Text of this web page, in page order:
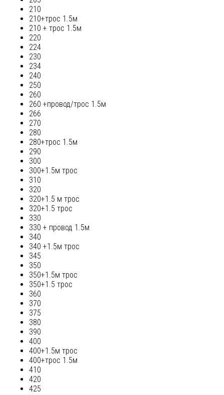
210
210+трос 1.5м
210 + трос 1.5м
220
224
230
234
240
250
260
260 +провод/трос 1.5м
266
270
280
280+трос 1.5м
290
300
300+1.5м трос
310
320
320+1.5 м трос
320+1.5 трос
330
330 + провод 1.5м
340
340 +1.5м трос
345
350
350+1.5м трос
350+1.5 трос
360
370
375
380
390
400
400+1.5м трос
400+трос 1.5м
410
420
425